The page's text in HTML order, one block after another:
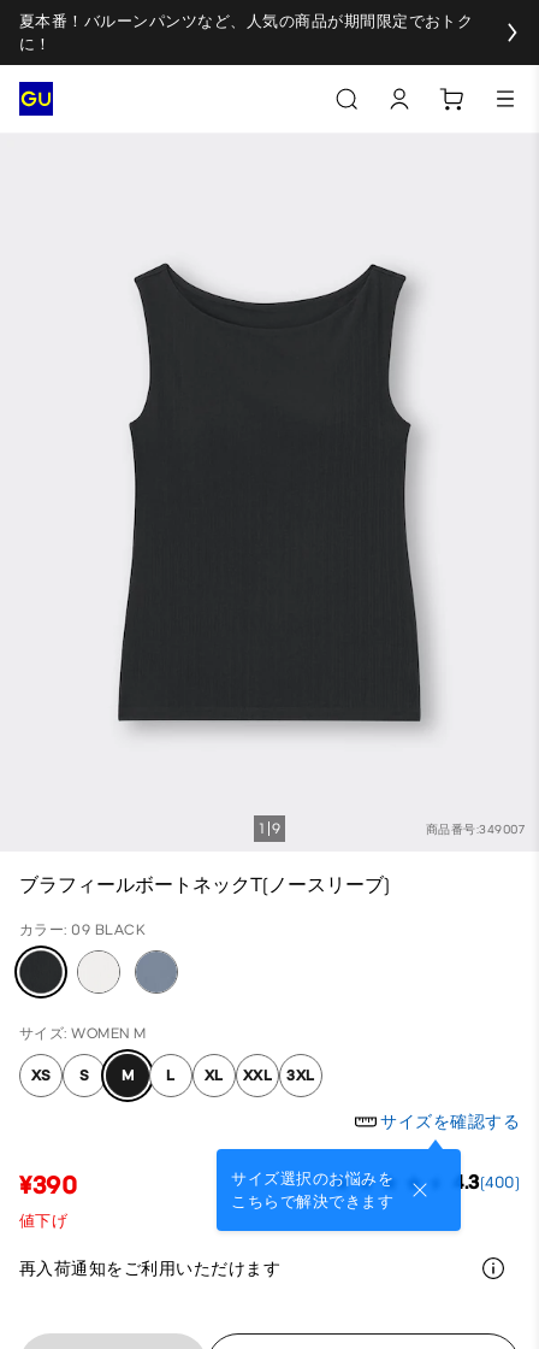
夏本番！バルーンパンツなど、人気の商品が期間限定でおトク
に！
商品番号:349007
1 9
ブラフィールボートネックT(ノースリーブ)
カラー: 09 BLACK
サイズ: WOMEN M
XS S M L XL XXL 3XL
サイズを確認する
サイズ選択のお悩みを
こちらで解決できます
¥390 4.3(400)
値下げ
再入荷通知をご利用いただけます